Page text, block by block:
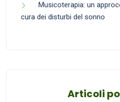
Musicoterapia: un
cura dei disturbi del sonno
Articoli